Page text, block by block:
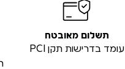
תשלום מאובטח
עומד בדרישות תקן PCI